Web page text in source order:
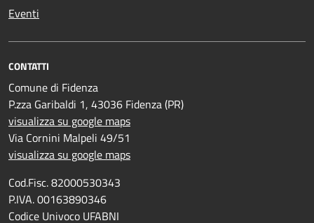
Eventi
CONTATTI
Comune di Fidenza
P.zza Garibaldi 1, 43036 Fidenza (PR)
visualizza su google maps
Via Cornini Malpeli 49/51
visualizza su google maps
Cod.Fisc. 82000530343
P.IVA. 00163890346
Codice Univoco UFABNI